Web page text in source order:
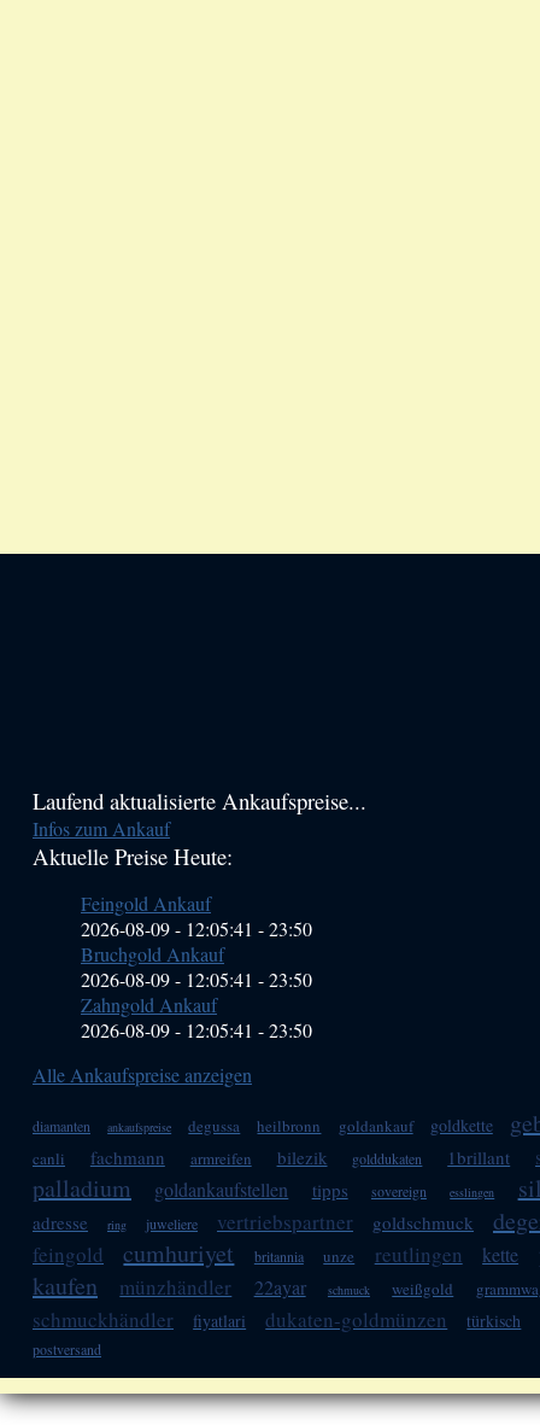
Haupt-
Sidebar
Laufend aktualisierte Ankaufspreise...
Infos zum Ankauf
Aktuelle Preise Heute:
Feingold Ankauf
2026-08-09 - 12:05:41 -23:50
Bruchgold Ankauf
2026-08-09 - 12:05:41 -23:50
Zahngold Ankauf
2026-08-09 - 12:05:41 -23:50
Alle Ankaufspreise anzeigen
diamanten ankaufspreise degussa heilbronn goldankauf goldkette
canli fachmann armreifen bilezik golddukaten 1brillant
palladium goldankaufstellen tipps sovereign esslingen
adresse ring juweliere vertriebspartner goldschmuck
feingold cumhuriyet britannia unze reutlingen kette
kaufen
münzhändler 22ayar schmuck weißgold
schmuckhändler fiyatlari dukaten-goldmünzen türkisch
postversand